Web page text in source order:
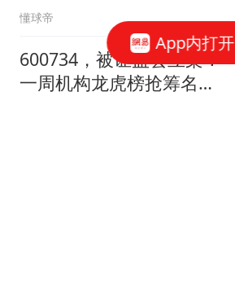
懂球帝
600734，被证监会立案！
一周机构龙虎榜抢筹名单
App内打开